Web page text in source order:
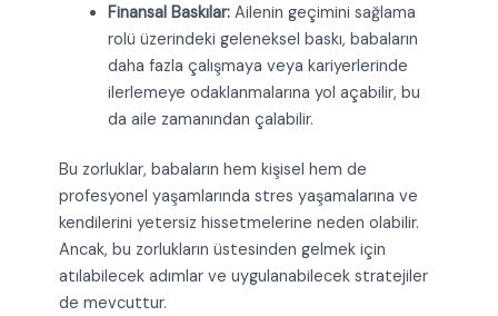
Finansal Baskılar:Ailenin geçimini sağlama
rolü üzerindeki geleneksel baskı, babaların
daha fazla çalışmaya veya kariyerlerinde
ilerlemeye odaklanmalarına yol açabilir, bu
da aile zamanından çalabilir.
Bu zorluklar, babaların hem kişisel hem de
profesyonel yaşamlarında stres yaşamalarına ve
kendilerini yetersiz hissetmelerine neden olabilir.
Ancak, bu zorlukların üstesinden gelmek için
atılabilecek adımlar ve uygulanabilecek stratejiler
de mevcuttur.